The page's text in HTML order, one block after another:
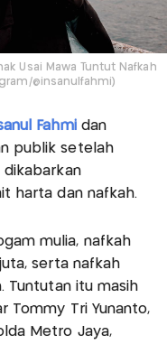
Usai Mawa Tuntut Nafkah
@insanulfahmi)
Fahmidan
publik setelah
dikabarkan
harta dan nafkah.
mulia, nafkah
serta nafkah
Tuntutan itu masih
Tommy Tri Yunanto,
Metro Jaya,